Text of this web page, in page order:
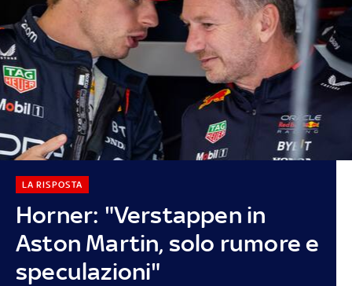
Horner: "Verstappen in
Aston Martin, solo rumore e
speculazioni"
LA RISPOSTA